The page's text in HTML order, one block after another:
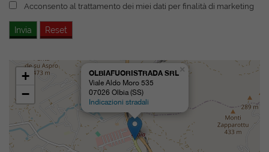
Acconsento al trattamento dei miei dati per finalità di marketing
OLBIAFUORISTRADA SRL
Viale Aldo Moro 535
07026 Olbia (SS)
Indicazioni stradali
×
+
−